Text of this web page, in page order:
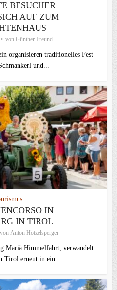
BESUCHER
AUF ZUM
von Günther Freund
organisieren traditionelles Fest
und...
IN
IN TIROL
von Anton Hötzelsperger
Mariä Himmelfahrt, verwandelt
Tirol erneut in ein...